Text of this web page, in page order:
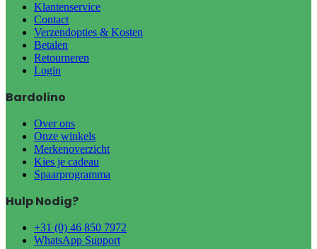
Klantenservice
Contact
Verzendopties & Kosten
Betalen
Retourneren
Login
Bardolino
Over ons
Onze winkels
Merkenoverzicht
Kies je cadeau
Spaarprogramma
Hulp Nodig?
+31 (0) 46 850 7972
WhatsApp Support